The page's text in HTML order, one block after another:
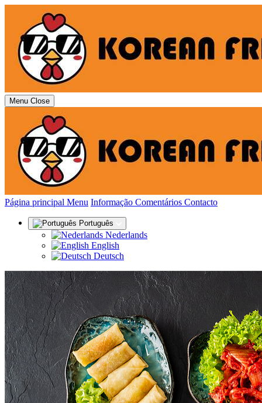
Menu Close
Página principal (actual)
Menu Informação Comentários Contacto
Português
Nederlands
English
Deutsch